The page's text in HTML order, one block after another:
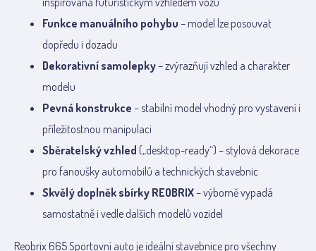
Funkce manuálního pohybu – model lze posouvat
dopředu i dozadu
Dekorativní samolepky– zvýrazňují vzhled a charakter
modelu
Pevná konstrukce – stabilní model vhodný pro vystavení i
příležitostnou manipulaci
Sběratelský vzhled („desktop-ready“) – stylová dekorace
pro fanoušky automobilů a technických stavebnic
Skvělý doplněk sbírky REOBRIX– výborně vypadá
samostatně i vedle dalších modelů vozidel
Reobrix 665 Sportovní auto je ideální stavebnice pro všechny